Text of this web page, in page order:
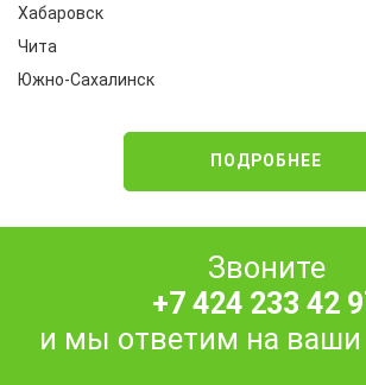
Хабаровск
Чита
Южно-Сахалинск
ПОДРОБНЕЕ
Звоните
+7 424 233 42
и мы ответим на